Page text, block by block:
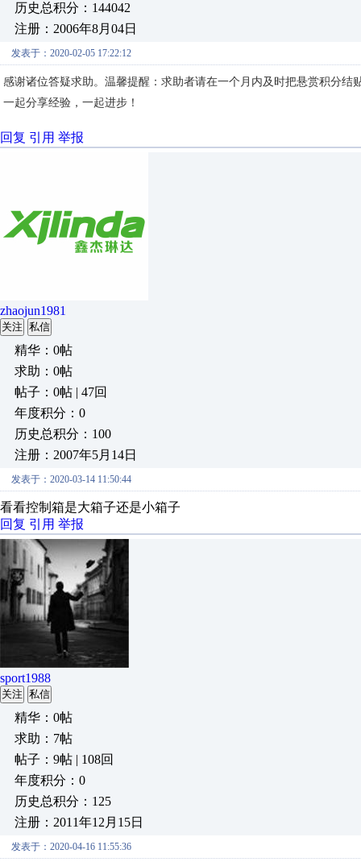
历史总积分：144042
注册：2006年8月04日
发表于：2020-02-05 17:22:12
感谢诸位答疑求助。温馨提醒：求助者请在一个月内及时把悬赏积分
一起分享经验，一起进步！
回复 引用 举报
zhaojun1981
关注 私信
精华：0帖
求助：0帖
帖子：0帖 | 47回
年度积分：0
历史总积分：100
注册：2007年5月14日
发表于：2020-03-14 11:50:44
看看控制箱是大箱子还是小箱子
回复 引用 举报
sport1988
关注 私信
精华：0帖
求助：7帖
帖子：9帖 | 108回
年度积分：0
历史总积分：125
注册：2011年12月15日
发表于：2020-04-16 11:55:36